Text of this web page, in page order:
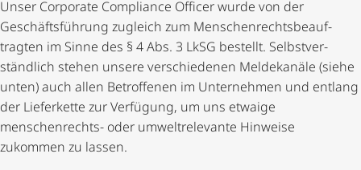
Unser Corporate Compliance Officer wurde von der
Geschäfts­füh­rung zugleich zum Menschen­rechts­be­auf­
tragten im Sinne des § 4 Abs. 3 LkSG bestellt. Selbst­ver­
ständ­lich stehen unsere verschiedenen Meldekanäle (siehe
unten) auch allen Betroffenen im Unternehmen und entlang
der Lieferkette zur Verfügung, um uns etwaige
menschenrechts- oder umwelt­re­le­vante Hinweise
zukommen zu lassen.